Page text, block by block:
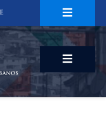
ESTUDIOS URBANOS